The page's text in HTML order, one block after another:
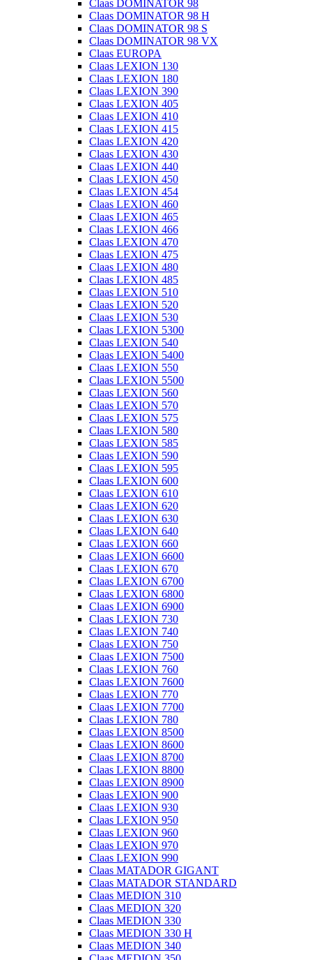
Claas DOMINATOR 98
Claas DOMINATOR 98 H
Claas DOMINATOR 98 S
Claas DOMINATOR 98 VX
Claas EUROPA
Claas LEXION 130
Claas LEXION 180
Claas LEXION 390
Claas LEXION 405
Claas LEXION 410
Claas LEXION 415
Claas LEXION 420
Claas LEXION 430
Claas LEXION 440
Claas LEXION 450
Claas LEXION 454
Claas LEXION 460
Claas LEXION 465
Claas LEXION 466
Claas LEXION 470
Claas LEXION 475
Claas LEXION 480
Claas LEXION 485
Claas LEXION 510
Claas LEXION 520
Claas LEXION 530
Claas LEXION 5300
Claas LEXION 540
Claas LEXION 5400
Claas LEXION 550
Claas LEXION 5500
Claas LEXION 560
Claas LEXION 570
Claas LEXION 575
Claas LEXION 580
Claas LEXION 585
Claas LEXION 590
Claas LEXION 595
Claas LEXION 600
Claas LEXION 610
Claas LEXION 620
Claas LEXION 630
Claas LEXION 640
Claas LEXION 660
Claas LEXION 6600
Claas LEXION 670
Claas LEXION 6700
Claas LEXION 6800
Claas LEXION 6900
Claas LEXION 730
Claas LEXION 740
Claas LEXION 750
Claas LEXION 7500
Claas LEXION 760
Claas LEXION 7600
Claas LEXION 770
Claas LEXION 7700
Claas LEXION 780
Claas LEXION 8500
Claas LEXION 8600
Claas LEXION 8700
Claas LEXION 8800
Claas LEXION 8900
Claas LEXION 900
Claas LEXION 930
Claas LEXION 950
Claas LEXION 960
Claas LEXION 970
Claas LEXION 990
Claas MATADOR GIGANT
Claas MATADOR STANDARD
Claas MEDION 310
Claas MEDION 320
Claas MEDION 330
Claas MEDION 330 H
Claas MEDION 340